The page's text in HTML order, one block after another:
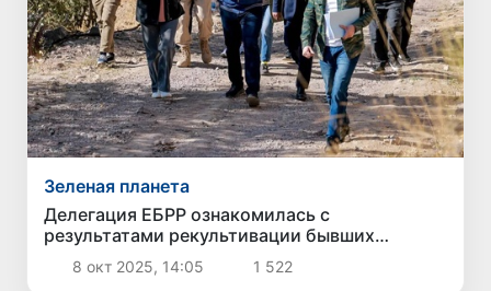
Зеленая планета
Делегация ЕБРР ознакомилась с
результатами рекультивации бывших
урановых рудников в Янгиабаде
8 окт 2025, 14:05 1 522